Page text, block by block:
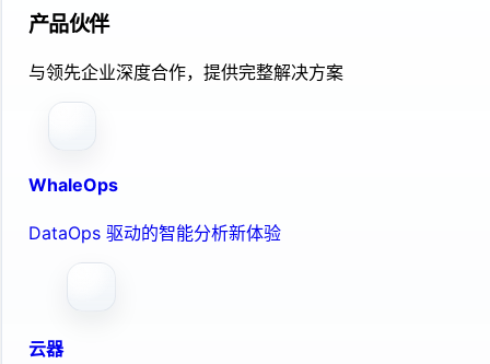
产品伙伴
与领先企业深度合作，提供完整解决方案
WhaleOps
DataOps 驱动的智能分析新体验
云器